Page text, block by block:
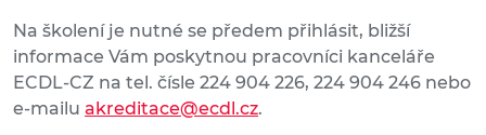
Na školení je nutné se předem přihlásit, bližší
informace Vám poskytnou pracovníci kanceláře
ECDL-CZ na tel. čísle 224 904 226, 224 904 246 nebo
e-mailu akreditace@ecdl.cz.